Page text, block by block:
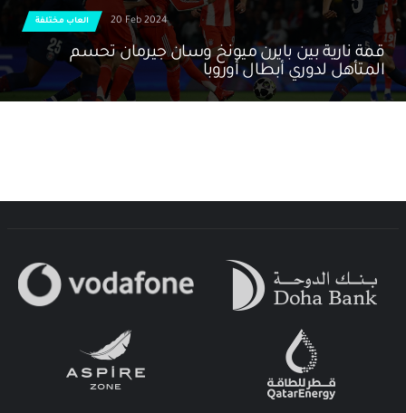
العاب مختلفة 20 Feb 2024
قمة نارية بين بايرن ميونخ وسان جيرمان تحسم
المتأهل لدوري أبطال أوروبا